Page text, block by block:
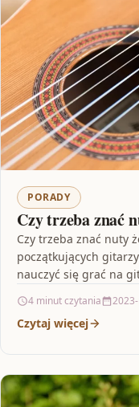
PORADY
Czy trzeba znać
Czy trzeba znać nuty
początkujących
nauczyć się grać na
4 minut czytania
Czytaj więcej